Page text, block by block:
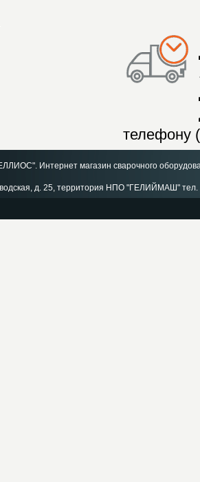
телефону
Интернет магазин сварочного
д. 25, территория НПО "ГЕЛИЙМАШ"